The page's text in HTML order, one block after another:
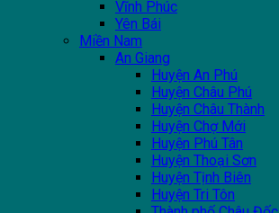
Vĩnh Phúc
Yên Bái
Miền Nam
An Giang
Huyện An Phú
Huyện Châu Phú
Huyện Châu Thành
Huyện Chợ Mới
Huyện Phú Tân
Huyện Thoại Sơn
Huyện Tịnh Biên
Huyện Tri Tôn